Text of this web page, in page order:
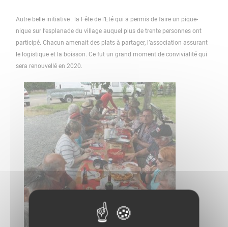
Autre belle initiative : la Fête de l’Eté qui a permis de faire un pique-
nique sur l’esplanade du village auquel plus de trente personnes ont
participé. Chacun amenait des plats à partager, l’association assurant
le logistique et la boisson. Ce fut un grand moment de convivialité qui
sera renouvellé en 2020.